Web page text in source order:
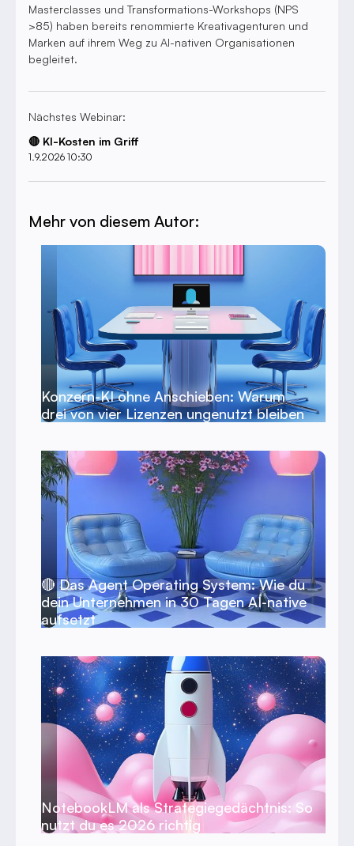
Masterclasses und Transformations-Workshops (NPS
>85) haben bereits renommierte Kreativagenturen und
Marken auf ihrem Weg zu AI-nativen Organisationen
begleitet.
Nächstes Webinar:
🔴 KI-Kosten im Griff
1.9.2026 10:30
Mehr von diesem Autor:
Konzern-KI ohne Anschieben: Warum
drei von vier Lizenzen ungenutzt bleiben
🔴 Das Agent Operating System: Wie du
dein Unternehmen in 30 Tagen AI-native
aufsetzt
NotebookLM als Strategiegedächtnis: So
nutzt du es 2026 richtig